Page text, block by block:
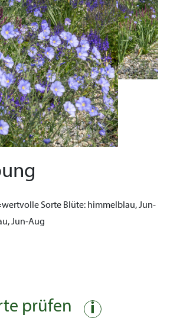
Sorte Blüte: himmelblau, Jun-
Jun-Aug
prüfen i